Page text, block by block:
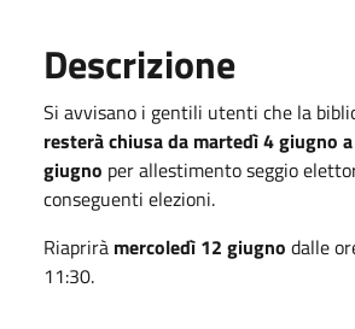
Descrizione
Si avvisano i gentili utenti che la
resterà chiusa da martedì 4 giugno
giugno per allestimento seggio
conseguenti elezioni.
Riaprirà mercoledì 12 giugno dalle
11:30.